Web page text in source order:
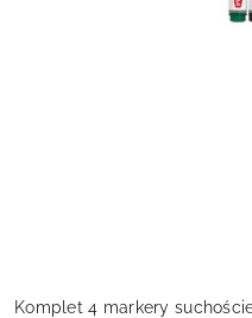
Komplet 4 markery